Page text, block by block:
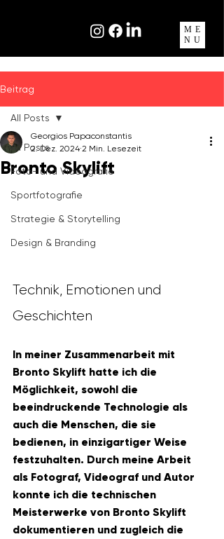
ME
NU
Beitrag
All Posts
Foto- und Videografie
Sportfotografie
Strategie & Storytelling
Design & Branding
All Posts
Bronto Skylift
Georgios Papaconstantis
2. Dez. 2024 2 Min. Lesezeit
Technik, Emotionen und
Geschichten
In meiner Zusammenarbeit mit
Bronto Skylift hatte ich die
Möglichkeit, sowohl die
beeindruckende Technologie als
auch die Menschen, die sie
bedienen, in einzigartiger Weise
festzuhalten. Durch meine Arbeit
als Fotograf, Videograf und Autor
konnte ich die technischen
Meisterwerke von Bronto Skylift
dokumentieren und zugleich die